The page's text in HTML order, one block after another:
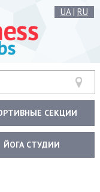
UA| RU
СЕКЦИИ
ЙОГА СТУДИИ